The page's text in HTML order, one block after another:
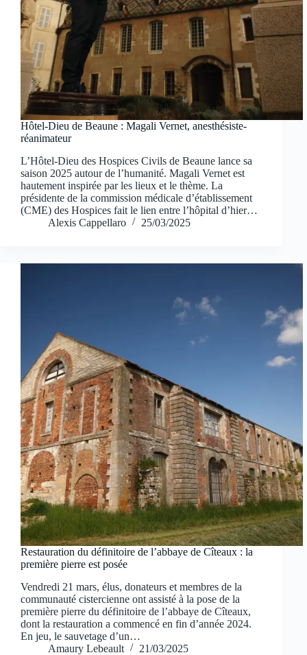
Hôtel-Dieu de Beaune : Magali Vernet, anesthésiste-
réanimateur
L’Hôtel-Dieu des Hospices Civils de Beaune lance sa
saison 2025 autour de l’humanité. Magali Vernet est
hautement inspirée par les lieux et le thème. La
présidente de la commission médicale d’établissement
(CME) des Hospices fait le lien entre l’hôpital d’hier…
Alexis Cappellaro
25/03/2025
Restauration du définitoire de l’abbaye de Cîteaux : la
première pierre est posée
Vendredi 21 mars, élus, donateurs et membres de la
communauté cistercienne ont assisté à la pose de la
première pierre du définitoire de l’abbaye de Cîteaux,
dont la restauration a commencé en fin d’année 2024.
En jeu, le sauvetage d’un…
Amaury Lebeault
21/03/2025